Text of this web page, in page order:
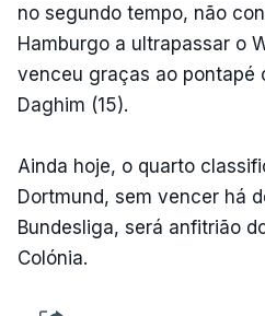
no segundo tempo, não
Hamburgo a ultrapassar o
venceu graças ao pontapé
Daghim (15).
Ainda hoje, o quarto
Dortmund, sem vencer há
Bundesliga, será anfitrião
Colónia.